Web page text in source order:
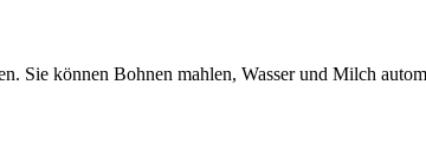
Sie können Bohnen mahlen, Wasser und Milch